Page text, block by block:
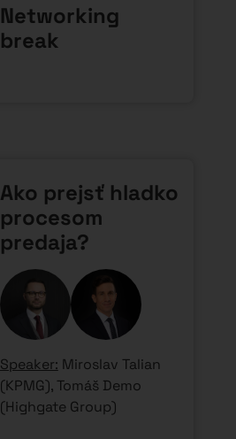
Networking
break
Ako prejsť hladko
procesom
predaja?
Speaker: Miroslav Talian
(KPMG), Tomáš Demo
(Highgate Group)